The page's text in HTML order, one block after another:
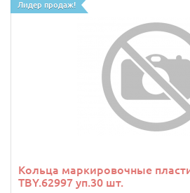
Лидер продаж!
Кольца маркировочные
TBY.62997 уп.30 шт.